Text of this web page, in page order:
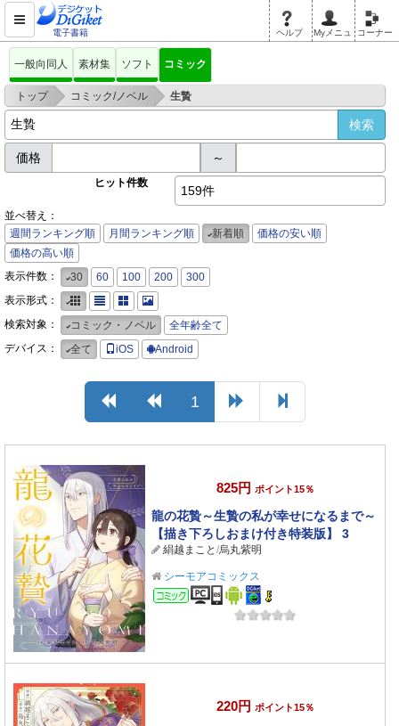
電子書籍 ヘルプ Myメニュ コーナー
一般向同人 素材集 ソフト コミック
トップ > コミック/ノベル > 生贄
価格 ～
ヒット件数
159件
並べ替え：
週間ランキング順
月間ランキング順 新着順
価格の安い順
価格の高い順
表示件数：
30 60 100 200
300
表示形式：
検索対象：
コミック・ノベル
全年齢全て
デバイス：
全て iOS Android
1
825円 ポイント15％
龍の花贄～生贄の私が幸せになるまで～
【描き下ろしおまけ付き特装版】 3
絹越まこと /烏丸紫明
シーモアコミックス
コミック
220円 ポイント15％